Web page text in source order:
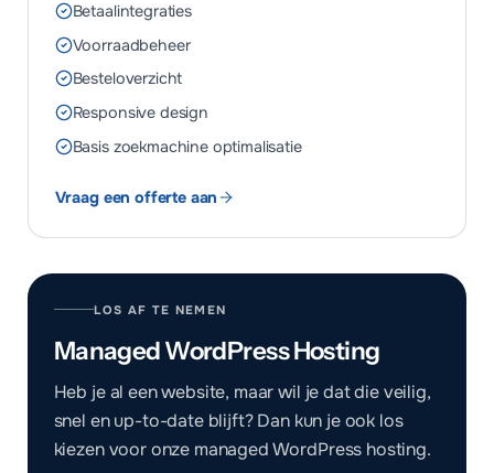
Betaalintegraties
Voorraadbeheer
Besteloverzicht
Responsive design
Basis zoekmachine optimalisatie
Vraag een offerte aan
LOS AF TE NEMEN
Managed WordPress Hosting
Heb je al een website, maar wil je dat die veilig,
snel en up-to-date blijft? Dan kun je ook los
kiezen voor onze managed WordPress hosting.